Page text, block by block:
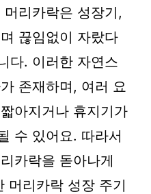
리카락은 성장기,
끊임없이 자랐다
다. 이러한 자연스
존재하며, 여러 요
아지거나 휴지기가
수 있어요. 따라서
카락을 돋아나게
머리카락 성장 주기